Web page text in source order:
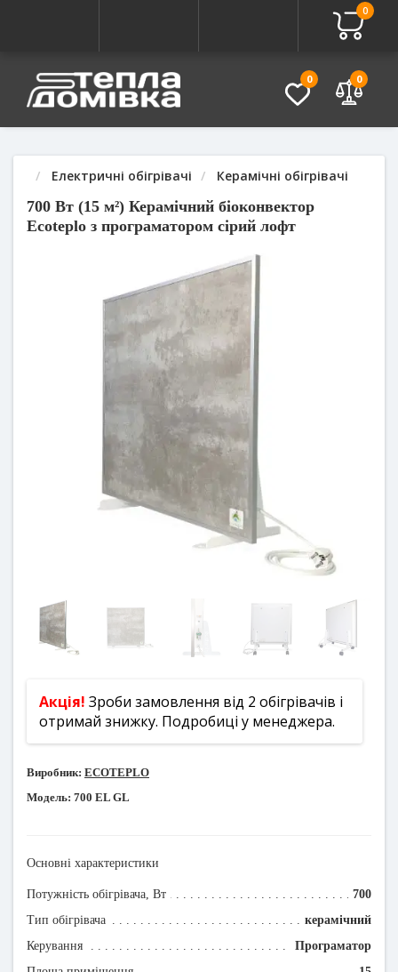
0
0 0
Електричні обігрівачі Керамічні обігрівачі
700 Вт (15 м²) Керамічний біоконвектор
Ecoteplo з програматором сірий лофт
Питання - Відповідь
Акція! Зроби замовлення від 2 обігрівачів і
отримай знижку. Подробиці у менеджера.
Виробник: ECOTEPLO
Модель: 700 EL GL
Основні характеристики
Потужність обігрівача, Вт
700
Тип обігрівача
керамічний
Керування
Програматор